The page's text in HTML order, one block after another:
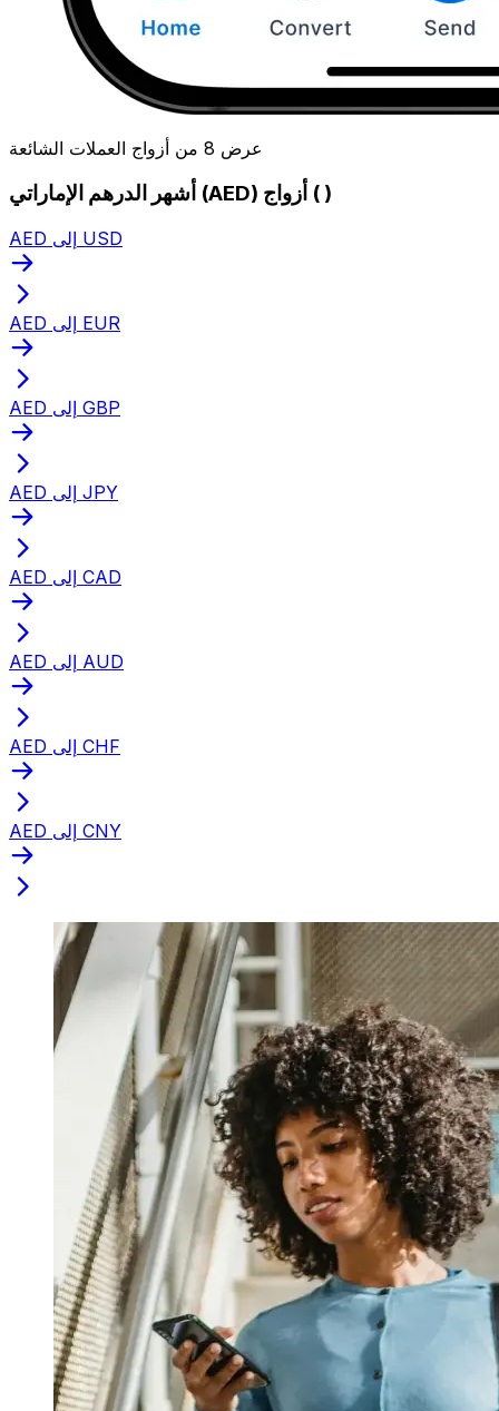
عرض 8 من أزواج العملات الشائعة
أشهر الدرهم الإماراتي (AED) أزواج ( )
AED إلى USD
AED إلى EUR
AED إلى GBP
AED إلى JPY
AED إلى CAD
AED إلى AUD
AED إلى CHF
AED إلى CNY